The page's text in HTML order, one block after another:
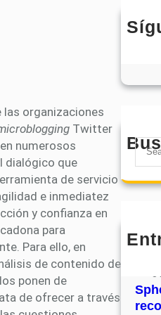
las organizaciones
Twitter
numerosos
dialógico que
de servicio
e inmediatez
y confianza en
para
Para ello, en
de contenido de
ponen de
de ofrecer a través
S
a